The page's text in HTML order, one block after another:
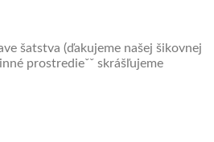
šatstva (ďakujeme našej šikovnej
prostredieˇˇ skrášľujeme